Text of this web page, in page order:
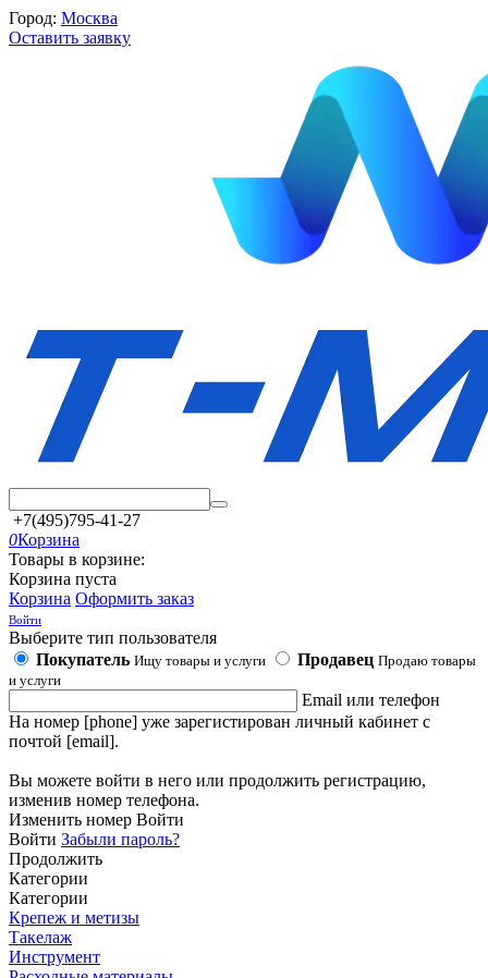
Город: Москва
Оставить заявку
+7(495)795-41-27
0Корзина
Товары в корзине:
Корзина пуста
Корзина Оформить заказ
Войти
Выберите тип пользователя
Покупатель Ищу товары и услуги Продавец Продаю товары
и услуги
Email или телефон
На номер [phone] уже зарегистирован личный кабинет с
почтой [email].
Вы можете войти в него или продолжить регистрацию,
изменив номер телефона.
Изменить номер Войти
Войти Забыли пароль?
Продолжить
Категории
Категории
Крепеж и метизы
Такелаж
Инструмент